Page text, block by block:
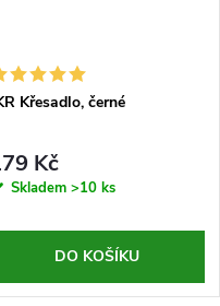
Křesadlo, černé
Kč
Skladem >10 ks
DO KOŠÍKU